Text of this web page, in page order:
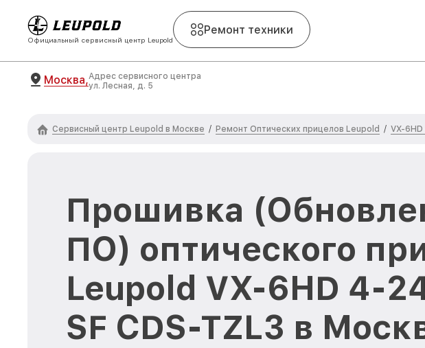
Официальный сервисный центр Leupold
Ремонт техники
Москва,Адрес сервисного центра
ул. Лесная, д. 5
Сервисный центр Leupold в Москве / Ремонт Оптических прицелов Leupold / VX-
Прошивка
ПО) оптического
Leupold VX-6HD 4-
SF CDS-TZL3 в